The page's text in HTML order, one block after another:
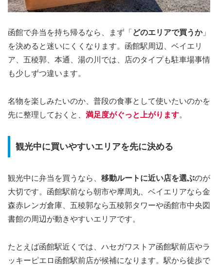
函館で弁当を持ち帰るなら、まず「 どのエリアで買うか」
を決めると迷いにくくなります。函館駅周辺、ベイエリ
ア、五稜郭、本通、湯の川では、店のタイプも駐車場事情
も少しずつ違います。
名物を楽しみたいのか、普段の食事として使いたいのかを
先に整理しておくと、 満足度がぐっと上がります。
観光中に買いやすいエリアを先に決める
観光中に弁当を買うなら、 移動ルートに近い店を選ぶのが
大切です。函館駅前なら朝市や摩周丸、ベイエリアなら金
森赤レンガ倉庫、五稜郭なら五稜郭タワーや函館市中央図
書館の周辺が動きやすいエリアです。
たとえば函館駅近くでは、ハセガワストア函館駅前店やラ
ッキーピエロ函館駅前店が候補になります。駅から徒歩で